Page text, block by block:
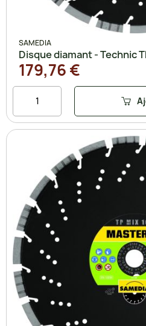
SAMEDIA
Disque diamant - Technic
179,76 €